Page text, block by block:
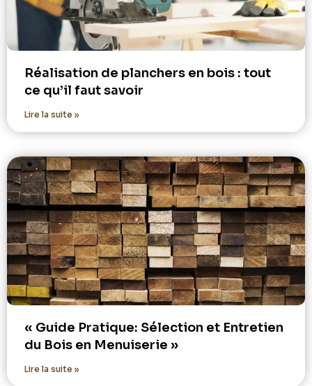
Réalisation de planchers en bois : tout
ce qu’il faut savoir
Lire la suite »
« Guide Pratique: Sélection et Entretien
du Bois en Menuiserie »
Lire la suite »